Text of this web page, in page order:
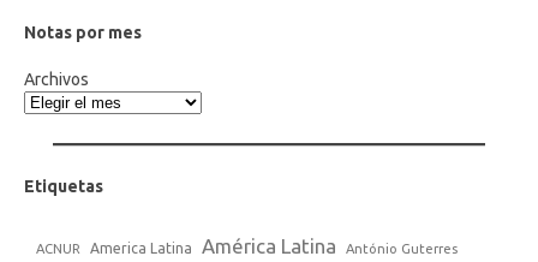
Notas por mes
Archivos
Etiquetas
ACNUR America Latina América Latina António Guterres